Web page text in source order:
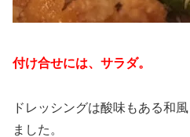
付け合せには、サラダ。
ドレッシングは酸味もある和
ました。